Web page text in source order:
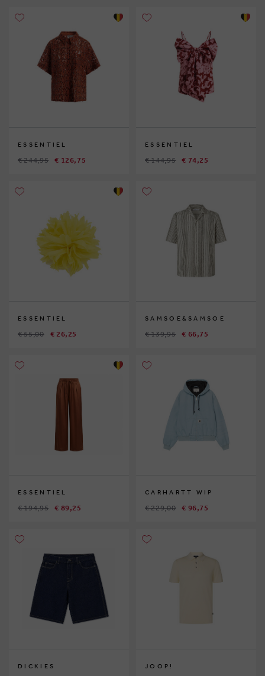
ESSENTIEL
€ 244,95 € 126,75
ESSENTIEL
€ 144,95 € 74,25
ESSENTIEL
€ 55,00 € 26,25
SAMSOE&SAMSOE
€ 139,95 € 66,75
ESSENTIEL
€ 194,95 € 89,25
CARHARTT WIP
€ 229,00 € 96,75
DICKIES JOOP!